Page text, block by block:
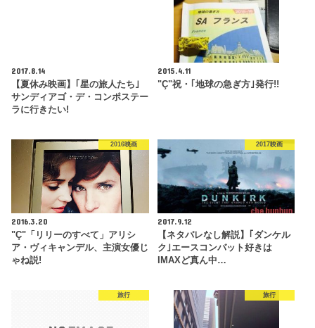
2017.8.14
【夏休み映画】｢星の旅人たち｣
サンディアゴ・デ・コンポステー
ラに行きたい!
2015.4.11
"Ç"祝・｢地球の急ぎ方｣発行!!
2016映画
2016.3.20
"Ç"「リリーのすべて」アリシ
ア・ヴィキャンデル、主演女優じ
ゃね説!
2017映画
2017.9.12
【ネタバレなし解説】｢ダンケル
ク｣エースコンバット好きは
IMAXど真ん中…
旅行 旅行